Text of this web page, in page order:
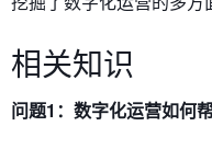
相关知识
问题1：数字化运营如何